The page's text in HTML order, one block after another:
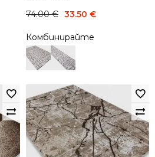
74.00€
Original
was:
74.00 €.
33.50 €
Current
is:
33.50 €.
Комбинирайте